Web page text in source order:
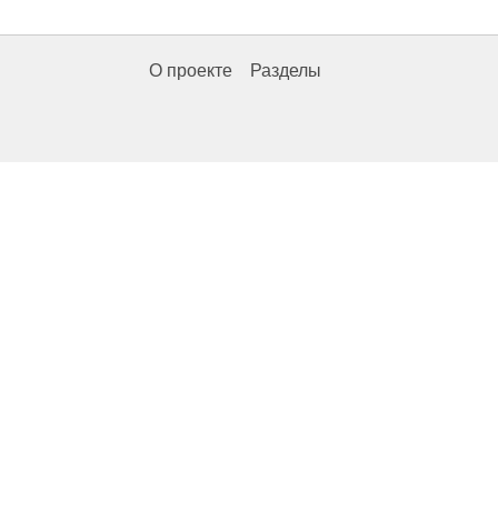
О проекте Разделы